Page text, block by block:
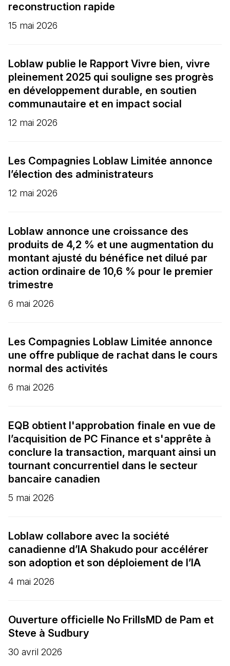
reconstruction rapide
15 mai 2026
Loblaw publie le Rapport Vivre bien, vivre
pleinement 2025 qui souligne ses progrès
en développement durable, en soutien
communautaire et en impact social
12 mai 2026
Les Compagnies Loblaw Limitée annonce
l’élection des administrateurs
12 mai 2026
Loblaw annonce une croissance des
produits de 4,2 % et une augmentation du
montant ajusté du bénéfice net dilué par
action ordinaire de 10,6 % pour le premier
trimestre
6 mai 2026
Les Compagnies Loblaw Limitée annonce
une offre publique de rachat dans le cours
normal des activités
6 mai 2026
EQB obtient l'approbation finale en vue de
l’acquisition de PC Finance et s'apprête à
conclure la transaction, marquant ainsi un
tournant concurrentiel dans le secteur
bancaire canadien
5 mai 2026
Loblaw collabore avec la société
canadienne d’IA Shakudo pour accélérer
son adoption et son déploiement de l’IA
4 mai 2026
Ouverture officielle No FrillsMD de Pam et
Steve à Sudbury
30 avril 2026